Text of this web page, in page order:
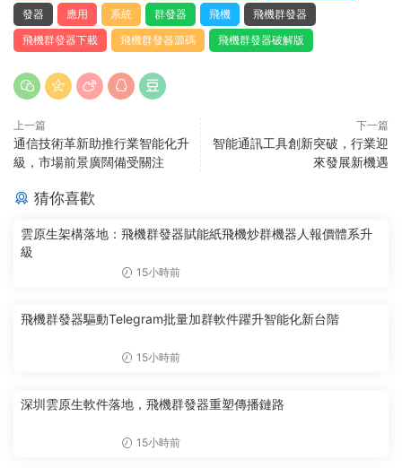
發器
應用 系統 群發器 飛機
飛機群發器
飛機群發器下載
飛機群發器源碼 飛機群發器破解版
上一篇
通信技術革新助推行業智能化升
級，市場前景廣闊備受關注
下一篇
智能通訊工具創新突破，行業迎
來發展新機遇
猜你喜歡
雲原生架構落地：飛機群發器賦能紙飛機炒群機器人報價體系升
級
15小時前
飛機群發器驅動Telegram批量加群軟件躍升智能化新台階
15小時前
深圳雲原生軟件落地，飛機群發器重塑傳播鏈路
15小時前